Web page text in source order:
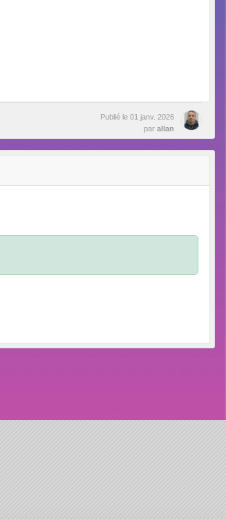
Publié le 01 janv. 2026
par allan